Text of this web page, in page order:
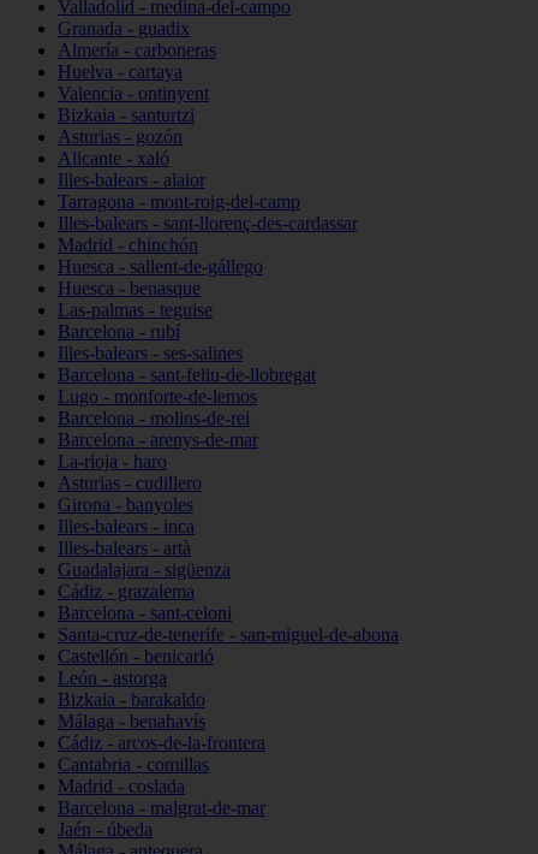
Valladolid - medina-del-campo
Granada - guadix
Almería - carboneras
Huelva - cartaya
Valencia - ontinyent
Bizkaia - santurtzi
Asturias - gozón
Alicante - xaló
Illes-balears - alaior
Tarragona - mont-roig-del-camp
Illes-balears - sant-llorenç-des-cardassar
Madrid - chinchón
Huesca - sallent-de-gállego
Huesca - benasque
Las-palmas - teguise
Barcelona - rubí
Illes-balears - ses-salines
Barcelona - sant-feliu-de-llobregat
Lugo - monforte-de-lemos
Barcelona - molins-de-rei
Barcelona - arenys-de-mar
La-rioja - haro
Asturias - cudillero
Girona - banyoles
Illes-balears - inca
Illes-balears - artà
Guadalajara - sigüenza
Cádiz - grazalema
Barcelona - sant-celoni
Santa-cruz-de-tenerife - san-miguel-de-abona
Castellón - benicarló
León - astorga
Bizkaia - barakaldo
Málaga - benahavís
Cádiz - arcos-de-la-frontera
Cantabria - comillas
Madrid - coslada
Barcelona - malgrat-de-mar
Jaén - úbeda